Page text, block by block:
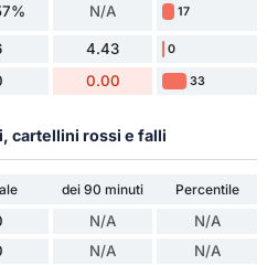
N/A 17
4.43 0
0.00 33
cartellini rossi e falli
dei 90 minuti
Percentile
N/A N/A
N/A N/A